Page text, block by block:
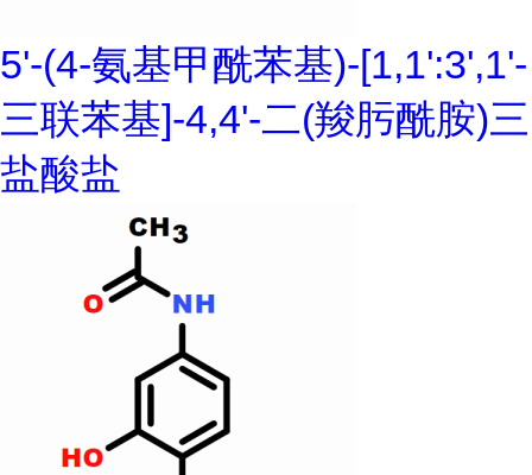
5'-(4-氨基甲酰苯基)-[1,1':3',1'-
三联苯基]-4,4'-二(羧肟酰胺)三
盐酸盐